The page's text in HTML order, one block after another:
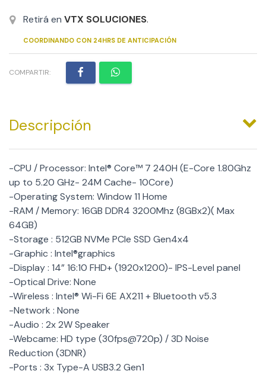
Retirá en VTX SOLUCIONES.
COORDINANDO CON 24HRS DE ANTICIPACIÓN
COMPARTIR:
Descripción
-CPU / Processor: Intel® Core™ 7 240H (E-Core 1.80Ghz
up to 5.20 GHz- 24M Cache- 10Core)
-Operating System: Window 11 Home
-RAM / Memory: 16GB DDR4 3200Mhz (8GBx2)( Max
64GB)
-Storage : 512GB NVMe PCIe SSD Gen4x4
-Graphic : Intel®graphics
-Display : 14” 16:10 FHD+ (1920x1200)- IPS-Level panel
-Optical Drive: None
-Wireless : Intel® Wi-Fi 6E AX211 + Bluetooth v5.3
-Network : None
-Audio : 2x 2W Speaker
-Webcame: HD type (30fps@720p) / 3D Noise
Reduction (3DNR)
-Ports : 3x Type-A USB3.2 Gen1